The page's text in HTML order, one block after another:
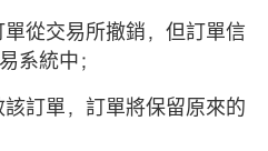
從交易所撤銷，但訂單信
系統中；
訂單，訂單將保留原來的